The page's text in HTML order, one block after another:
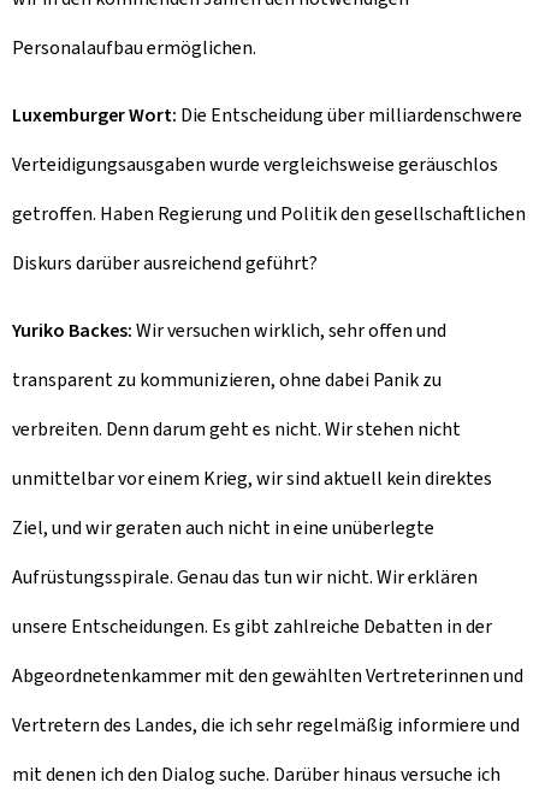
Personalaufbau ermöglichen.
Luxemburger Wort: Die Entscheidung über milliardenschwere
Verteidigungsausgaben wurde vergleichsweise geräuschlos
getroffen. Haben Regierung und Politik den gesellschaftlichen
Diskurs darüber ausreichend geführt?
Yuriko Backes:Wir versuchen wirklich, sehr offen und
transparent zu kommunizieren, ohne dabei Panik zu
verbreiten. Denn darum geht es nicht. Wir stehen nicht
unmittelbar vor einem Krieg, wir sind aktuell kein direktes
Ziel, und wir geraten auch nicht in eine unüberlegte
Aufrüstungsspirale. Genau das tun wir nicht. Wir erklären
unsere Entscheidungen. Es gibt zahlreiche Debatten in der
Abgeordnetenkammer mit den gewählten Vertreterinnen und
Vertretern des Landes, die ich sehr regelmäßig informiere und
mit denen ich den Dialog suche. Darüber hinaus versuche ich